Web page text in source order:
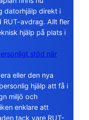
datorhjälp direkt i
RUT-avdrag. Allt fler
hjälp på plats i
stöd när
eller den nya
hjälp att få i
miljö och
enklare att
tack vare RUT-